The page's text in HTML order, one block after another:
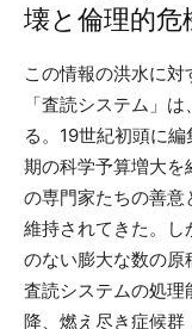
壊と倫理的危
この情報の洪水に
「査読システム」
る。19世紀初頭に
期の科学予算増大を
の専門家たちの善
維持されてきた。
のない膨大な数の原
査読システムの処理
降、燃え尽き症候群